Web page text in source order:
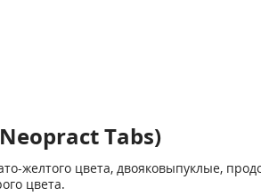
Tabs)
желтого цвета, двояковыпуклые,
цвета.